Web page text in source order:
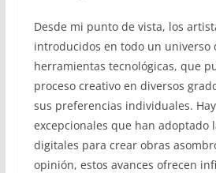
Desde mi punto de vista, los
introducidos en todo un universo
herramientas tecnológicas, que
proceso creativo en diversos
sus preferencias individuales.
excepcionales que han adoptado
digitales para crear obras
opinión, estos avances ofrecen